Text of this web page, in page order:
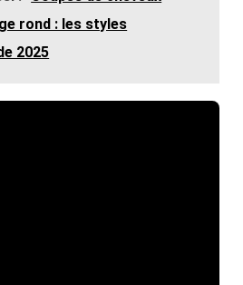
rond : les styles
2025
Codes